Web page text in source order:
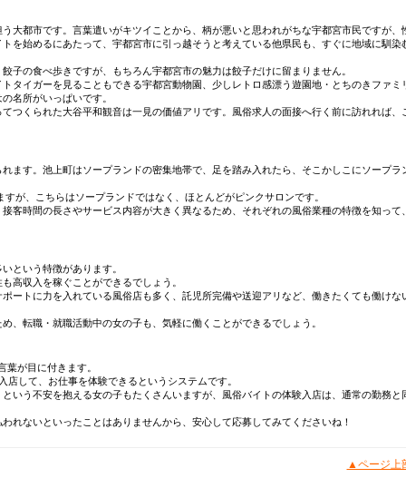
大都市です。言葉遣いがキツイことから、柄が悪いと思われがちな宇都宮市民ですが、
を始めるにあたって、宇都宮市に引っ越そうと考えている他県民も、すぐに地域に馴染
子の食べ歩きですが、もちろん宇都宮市の魅力は餃子だけに留まりません。
タイガーを見ることもできる宇都宮動物園、少しレトロ感漂う遊園地・とちのきファミ
名所がいっぱいです。
つくられた大谷平和観音は一見の価値アリです。風俗求人の面接へ行く前に訪れれば、
ます。池上町はソープランドの密集地帯で、足を踏み入れたら、そこかしこにソープラ
が、こちらはソープランドではなく、ほとんどがピンクサロンです。
客時間の長さやサービス内容が大きく異なるため、それぞれの風俗業種の特徴を知って
という特徴があります。
高収入を稼ぐことができるでしょう。
ートに力を入れている風俗店も多く、託児所完備や送迎アリなど、働きたくても働けな
、転職・就職活動中の女の子も、気軽に働くことができるでしょう。
が目に付きます。
して、お仕事を体験できるというシステムです。
いう不安を抱える女の子もたくさんいますが、風俗バイトの体験入店は、通常の勤務と
れないといったことはありませんから、安心して応募してみてくださいね！
▲ページ上